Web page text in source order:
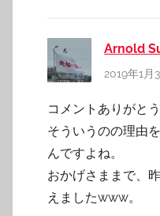
Arnold
2019年1月
コメントありがと
そういうのの理由
んですよね。
おかげさままで、
えましたwww。